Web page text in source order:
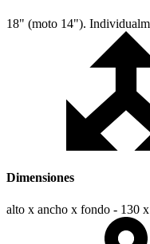
18" (moto 14").
Dimensiones
alto x ancho x fondo - 130